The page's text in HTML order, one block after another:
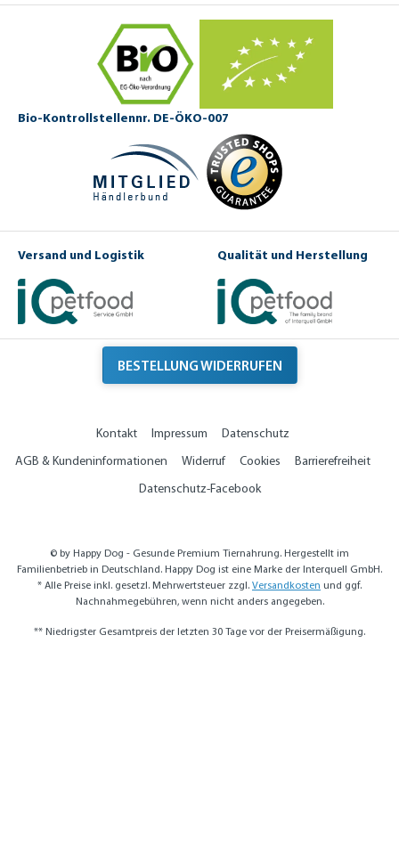
Bio-Kontrollstellennr. DE-ÖKO-007
Versand und Logistik Qualität und Herstellung
BESTELLUNG WIDERRUFEN
Kontakt Impressum
Datenschutz
AGB & Kundeninformationen
Widerruf Cookies
Barrierefreiheit
Datenschutz-Facebook
© by Happy Dog - Gesunde Premium Tiernahrung. Hergestellt im
Familienbetrieb in Deutschland. Happy Dog ist eine Marke der Interquell GmbH.
* Alle Preise inkl. gesetzl. Mehrwertsteuer zzgl. Versandkosten und ggf.
Nachnahmegebühren, wenn nicht anders angegeben.
** Niedrigster Gesamtpreis der letzten 30 Tage vor der Preisermäßigung.